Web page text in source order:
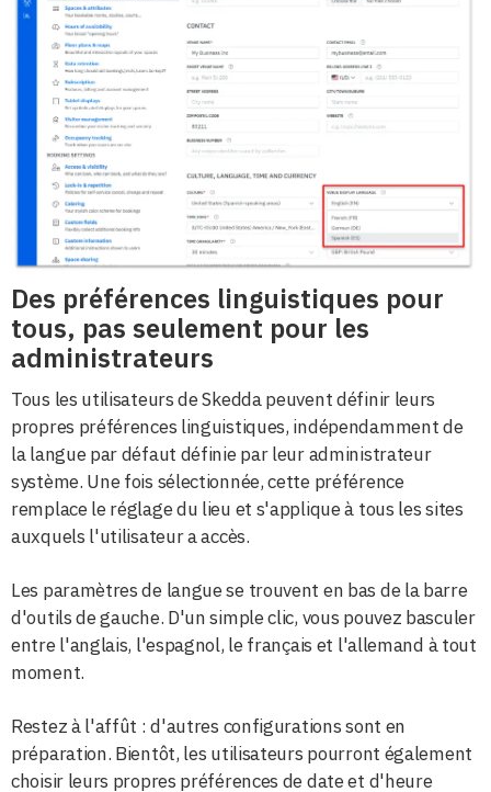
Des préférences linguistiques pour
tous, pas seulement pour les
administrateurs
Tous les utilisateurs de Skedda peuvent définir leurs
propres préférences linguistiques, indépendamment de
la langue par défaut définie par leur administrateur
système. Une fois sélectionnée, cette préférence
remplace le réglage du lieu et s'applique à tous les sites
auxquels l'utilisateur a accès.
Les paramètres de langue se trouvent en bas de la barre
d'outils de gauche. D'un simple clic, vous pouvez basculer
entre l'anglais, l'espagnol, le français et l'allemand à tout
moment.
Restez à l'affût : d'autres configurations sont en
préparation. Bientôt, les utilisateurs pourront également
choisir leurs propres préférences de date et d'heure